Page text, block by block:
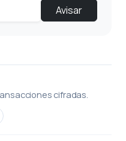
Avisar
cifradas.